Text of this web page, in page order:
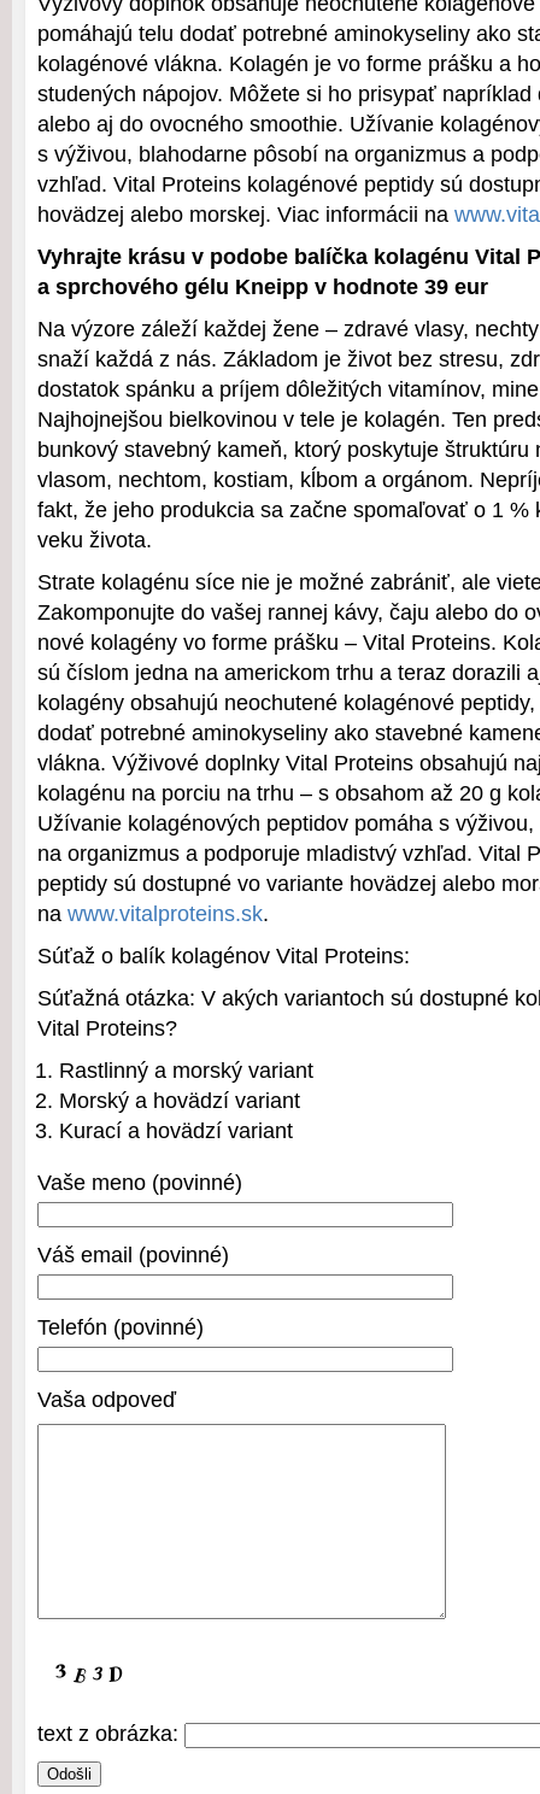
pomáhajú telu dodať potrebné aminokyseliny ako
kolagénové vlákna. Kolagén je vo forme prášku a
studených nápojov. Môžete si ho prisypať napríklad
alebo aj do ovocného smoothie. Užívanie
s výživou, blahodarne pôsobí na organizmus a
vzhľad. Vital Proteins kolagénové peptidy sú
hovädzej alebo morskej. Viac informácii na
Vyhrajte krásu v podobe balíčka kolagénu Vital
a sprchového gélu Kneipp v hodnote 39 eur
Na výzore záleží každej žene – zdravé vlasy,
snaží každá z nás. Základom je život bez stresu,
dostatok spánku a príjem dôležitých vitamínov,
Najhojnejšou bielkovinou v tele je kolagén. Ten
bunkový stavebný kameň, ktorý poskytuje štruktúru
vlasom, nechtom, kostiam, kĺbom a orgánom.
fakt, že jeho produkcia sa začne spomaľovať o 1 %
veku života.
Strate kolagénu síce nie je možné zabrániť, ale
Zakomponujte do vašej rannej kávy, čaju alebo do
nové kolagény vo forme prášku – Vital Proteins.
sú číslom jedna na americkom trhu a teraz dorazili
kolagény obsahujú neochutené kolagénové
dodať potrebné aminokyseliny ako stavebné
vlákna. Výživové doplnky Vital Proteins obsahujú
kolagénu na porciu na trhu – s obsahom až 20 g
Užívanie kolagénových peptidov pomáha s
na organizmus a podporuje mladistvý vzhľad. Vital
peptidy sú dostupné vo variante hovädzej alebo
na www.vitalproteins.sk.
Súťaž o balík kolagénov Vital Proteins:
Súťažná otázka: V akých variantoch sú dostupné
Vital Proteins?
Rastlinný a morský variant
Morský a hovädzí variant
Kurací a hovädzí variant
Vaše meno (povinné)
Váš email (povinné)
Telefón (povinné)
Vaša odpoveď
text z obrázka: